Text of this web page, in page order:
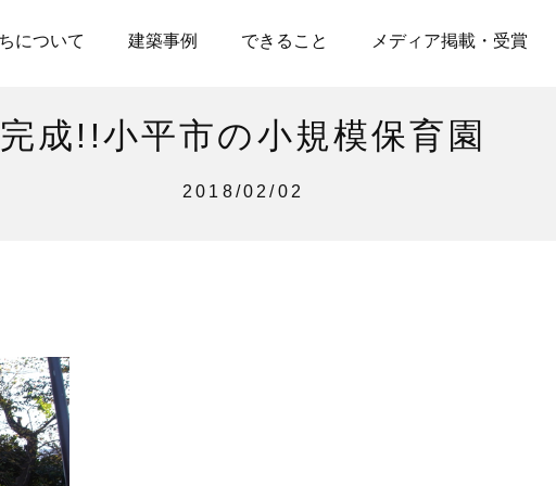
について 建築事例 できること メディア掲載・受賞
完成!!小平市の小規模保育園
2018/02/02